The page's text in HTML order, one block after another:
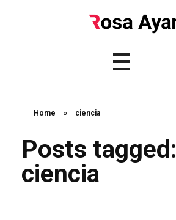
Home » ciencia
Posts tagged:
ciencia